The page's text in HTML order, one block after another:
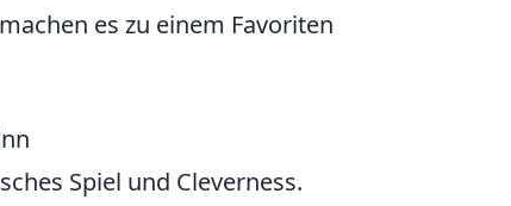
es zu einem Favoriten
Spiel und Cleverness.